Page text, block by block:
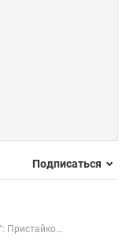
Подписаться
Пристайко...